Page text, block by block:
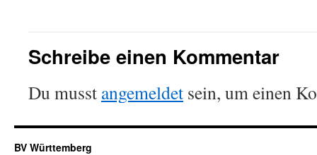
Schreibe einen Kommentar
Du musst angemeldet sein, um einen
BV Württemberg